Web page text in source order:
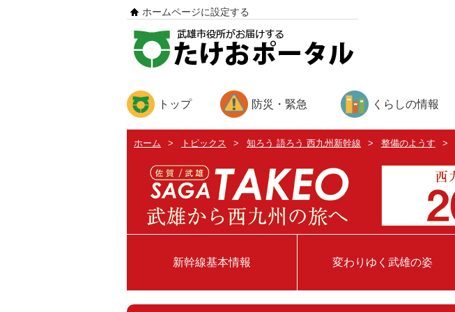
ホームページに設定する
トップ 防災・緊急 くらしの情報
ホーム > トピックス > 知ろう 語ろう 西九州新幹線 > 整備のようす >
新幹線基本情報 変わりゆく武雄の姿